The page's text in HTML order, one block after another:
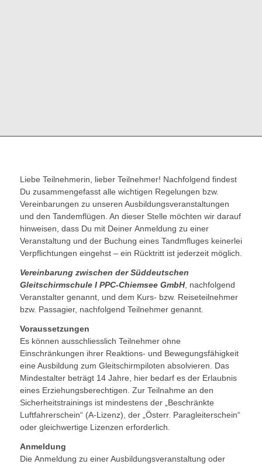
Liebe Teilnehmerin, lieber Teilnehmer! Nachfolgend findest
Du zusammengefasst alle wichtigen Regelungen bzw.
Vereinbarungen zu unseren Ausbildungsveranstaltungen
und den Tandemflügen. An dieser Stelle möchten wir darauf
hinweisen, dass Du mit Deiner Anmeldung zu einer
Veranstaltung und der Buchung eines Tandmfluges keinerlei
Verpflichtungen eingehst – ein Rücktritt ist jederzeit möglich.
Vereinbarung zwischen der Süddeutschen
Gleitschirmschule I PPC-Chiemsee GmbH, nachfolgend
Veranstalter genannt, und dem Kurs- bzw. Reiseteilnehmer
bzw. Passagier, nachfolgend Teilnehmer genannt.
Voraussetzungen
Es können ausschliesslich Teilnehmer ohne
Einschränkungen ihrer Reaktions- und Bewegungsfähigkeit
eine Ausbildung zum Gleitschirmpiloten absolvieren. Das
Mindestalter beträgt 14 Jahre, hier bedarf es der Erlaubnis
eines Erziehungsberechtigen. Zur Teilnahme an den
Sicherheitstrainings ist mindestens der „Beschränkte
Luftfahrerschein“ (A-Lizenz), der „Österr. Paragleiterschein“
oder gleichwertige Lizenzen erforderlich.
Anmeldung
Die Anmeldung zu einer Ausbildungsveranstaltung oder